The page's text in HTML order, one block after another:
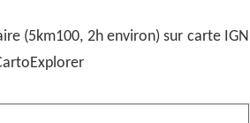
(5km100, 2h environ) sur carte IGN